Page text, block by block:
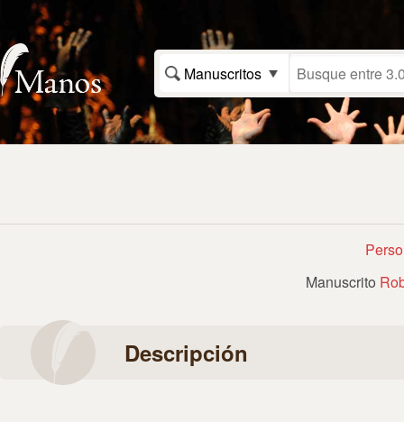
Manuscritos
Manuscrito
Descripción